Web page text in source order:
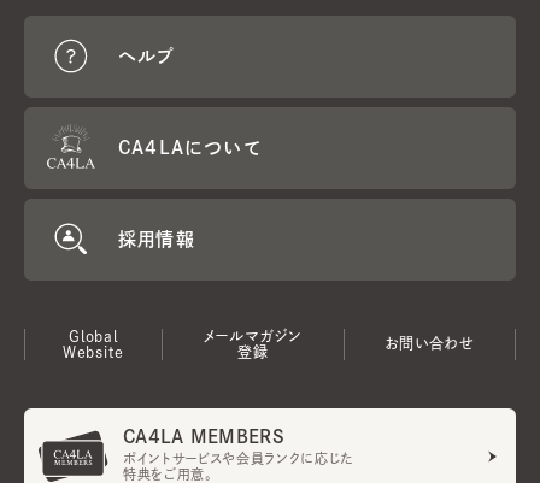
ヘルプ
CA4LAについて
採用情報
Global
Website
メールマガジン
登録
お問い合わせ
CA4LA MEMBERS
ポイントサービスや会員ランクに応じた
特典をご用意。